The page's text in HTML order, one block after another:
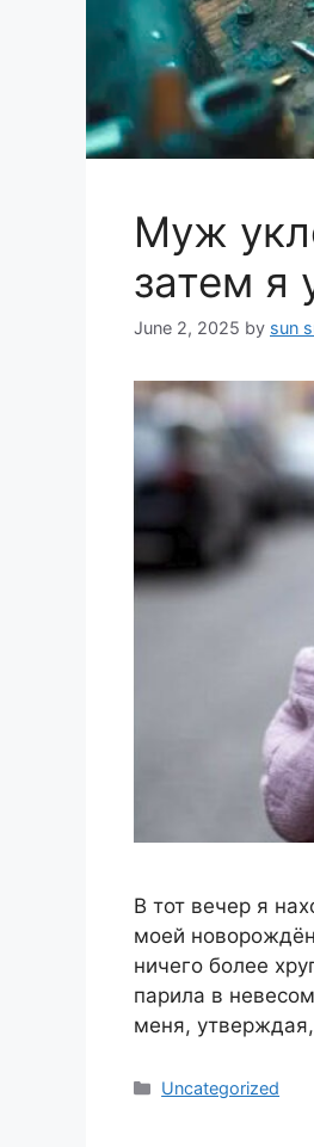
Муж
затем я
June 2, 2025 by sun
В тот вечер я
моей
ничего более
парила в
меня,
Categories
Uncategorized